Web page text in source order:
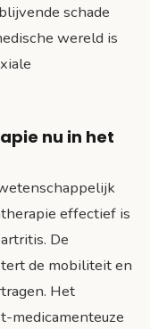
schade
wereld is
nu in het
effectief is
De
de mobiliteit en
Het
medicamenteuze